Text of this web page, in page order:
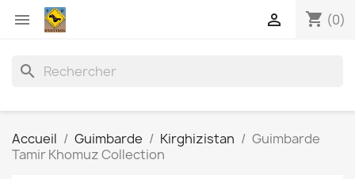
 shopping_cart (0)

search
Accueil Guimbarde Kirghizistan
Guimbarde
Tamir Khomuz Collection